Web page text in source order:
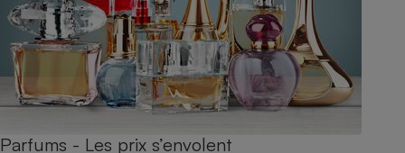
Parfums - Les prix s’envolent